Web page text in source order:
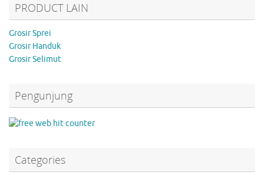
PRODUCT LAIN
Grosir Sprei
Grosir Handuk
Grosir Selimut
Pengunjung
Categories